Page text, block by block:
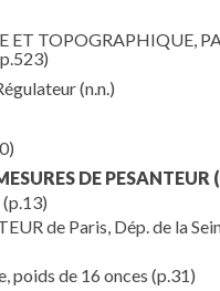
ET TOPOGRAPHIQUE,
(n.n.)
DE PESANTEUR
(p.13)
de Paris, Dép. de la
poids de 16 onces (p.31)